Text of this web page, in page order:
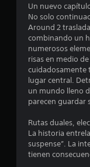
Un nuevo
No solo
Around 2
combinando un
numerosos
risas en medio
cuidadosamente
lugar central.
un mundo lleno
parecen guardar
Rutas duales,
La historia
suspense”. La
tienen